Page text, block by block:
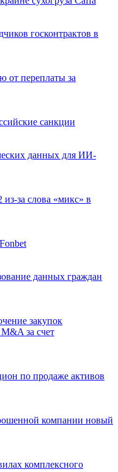
госконтрактов в
от переплаты за
санкции
данных для ИИ-
за слова «микс» в
данных граждан
закупок
за счет
по продаже активов
компании новый
комплексного